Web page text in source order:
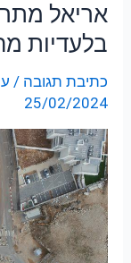
אריאל
בלעדיות
כתיבת תגובה /
25/02/2024
אריאל
מתרחבת,
בתמונות
בלעדיות
מהתקדמות
הבניה